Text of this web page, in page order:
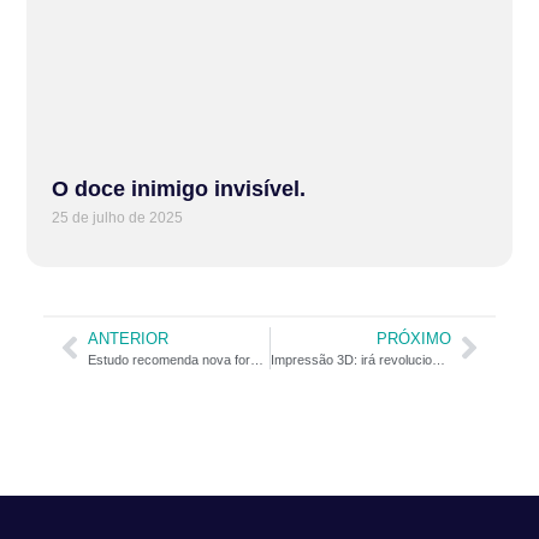
O doce inimigo invisível.
25 de julho de 2025
ANTERIOR PRÓXIMO
Impressão 3D: irá revolucionar a Odontologia